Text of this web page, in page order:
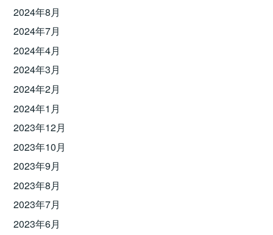
2024年8月
2024年7月
2024年4月
2024年3月
2024年2月
2024年1月
2023年12月
2023年10月
2023年9月
2023年8月
2023年7月
2023年6月